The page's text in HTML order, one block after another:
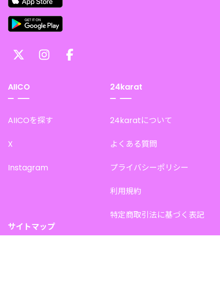
AIICO
AIICOを探す
X
Instagram
24karat
24karatについて
よくある質問
プライバシーポリシー
利用規約
特定商取引法に基づく表記
サイトマップ